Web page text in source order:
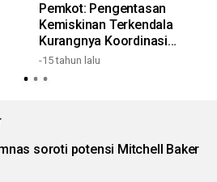
Pemkot: Pengentasan
Kemiskinan Terkendala
Kurangnya Koordinasi
Antar-Instansi
-15 tahun lalu
soroti potensi Mitchell Baker